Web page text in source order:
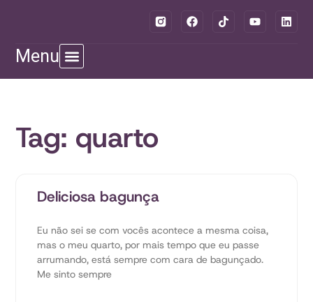
Menu
Tag: quarto
Deliciosa bagunça
Eu não sei se com vocês acontece a mesma coisa,
mas o meu quarto, por mais tempo que eu passe
arrumando, está sempre com cara de bagunçado.
Me sinto sempre